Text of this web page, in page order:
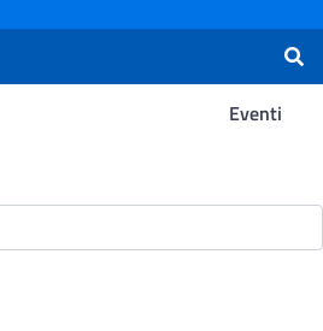
Eventi
Ricerca -